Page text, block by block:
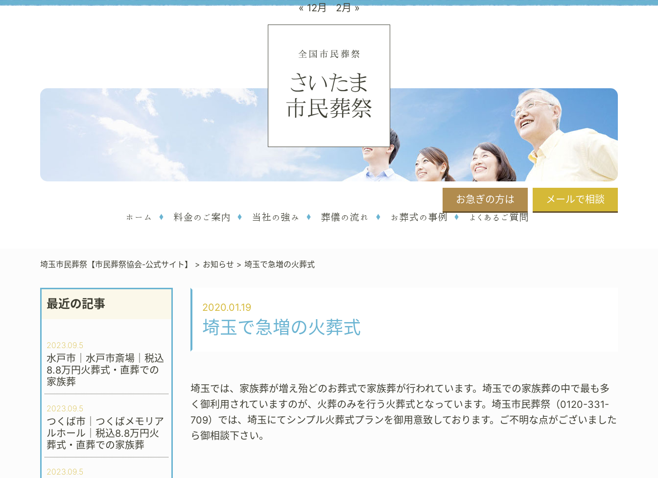
お急ぎの方は メールで相談
ホーム 料金のご案内 当社の強み 葬儀の流れ お葬式の事例 よくあるご質問
埼玉市民葬祭【市民葬祭協会-公式サイト】 > お知らせ > 埼玉で急増の火葬式
最近の記事
2023.09.5
水戸市｜水戸市斎場｜税込
8.8万円火葬式・直葬での
家族葬
2023.09.5
つくば市｜つくばメモリア
ルホール｜税込8.8万円火
葬式・直葬での家族葬
2023.09.5
« 12月 2月 »
2020.01.19
埼玉で急増の火葬式
埼玉では、家族葬が増え殆どのお葬式で家族葬が行われています。埼玉での家族葬の中で最も多
く御利用されていますのが、火葬のみを行う火葬式となっています。埼玉市民葬祭（0120-331-
709）では、埼玉にてシンプル火葬式プランを御用意致しております。ご不明な点がございました
ら御相談下さい。